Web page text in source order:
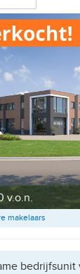
v.o.n.
makelaars
bedrijfsunit